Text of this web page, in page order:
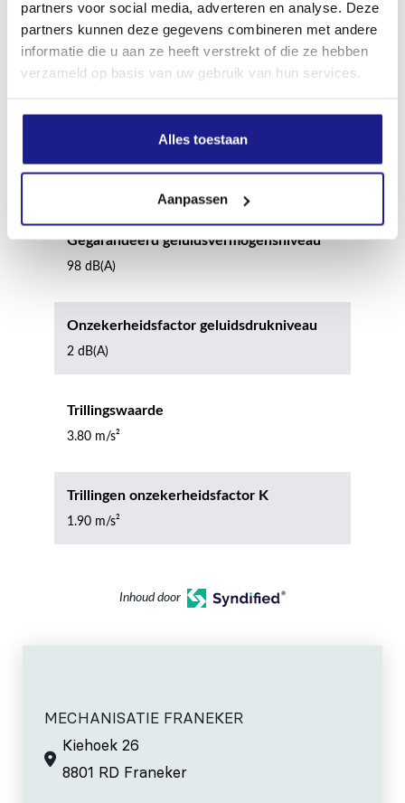
partners voor social media, adverteren en analyse. Deze
partners kunnen deze gegevens combineren met andere
informatie die u aan ze heeft verstrekt of die ze hebben
verzameld op basis van uw gebruik van hun services.
Alles toestaan
Aanpassen
200 mm
Diameter achterwiel
Gegarandeerd geluidsvermogensniveau
98 dB(A)
Onzekerheidsfactor geluidsdrukniveau
2 dB(A)
Trillingswaarde
3.80 m/s²
Trillingen onzekerheidsfactor K
1.90 m/s²
Inhoud door
MECHANISATIE FRANEKER
Kiehoek 26
8801 RD Franeker